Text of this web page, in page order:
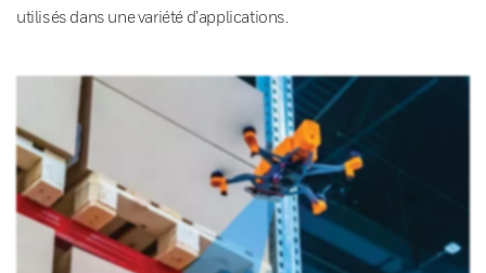
utilisés dans une variété d’applications.